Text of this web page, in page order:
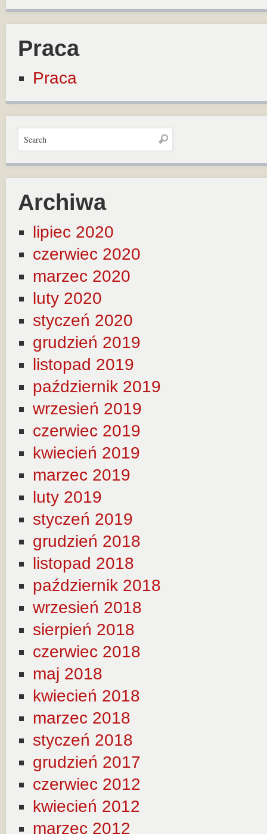
Praca
Praca
Archiwa
lipiec 2020
czerwiec 2020
marzec 2020
luty 2020
styczeń 2020
grudzień 2019
listopad 2019
październik 2019
wrzesień 2019
czerwiec 2019
kwiecień 2019
marzec 2019
luty 2019
styczeń 2019
grudzień 2018
listopad 2018
październik 2018
wrzesień 2018
sierpień 2018
czerwiec 2018
maj 2018
kwiecień 2018
marzec 2018
styczeń 2018
grudzień 2017
czerwiec 2012
kwiecień 2012
marzec 2012